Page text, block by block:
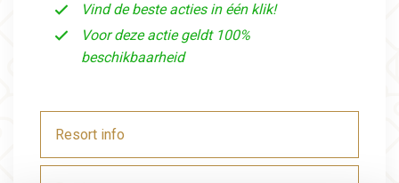
Vind de beste acties in één klik!
Voor deze actie geldt 100%
beschikbaarheid
Resort info